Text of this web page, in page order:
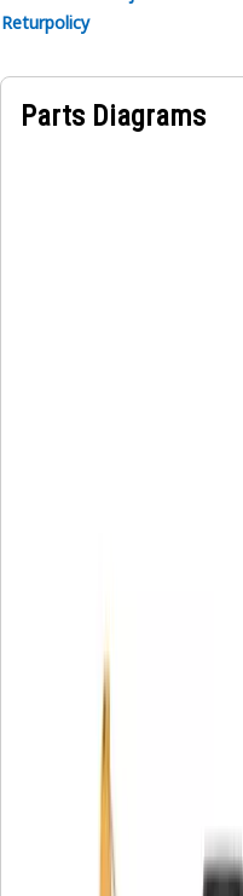
Returpolicy
Parts Diagrams